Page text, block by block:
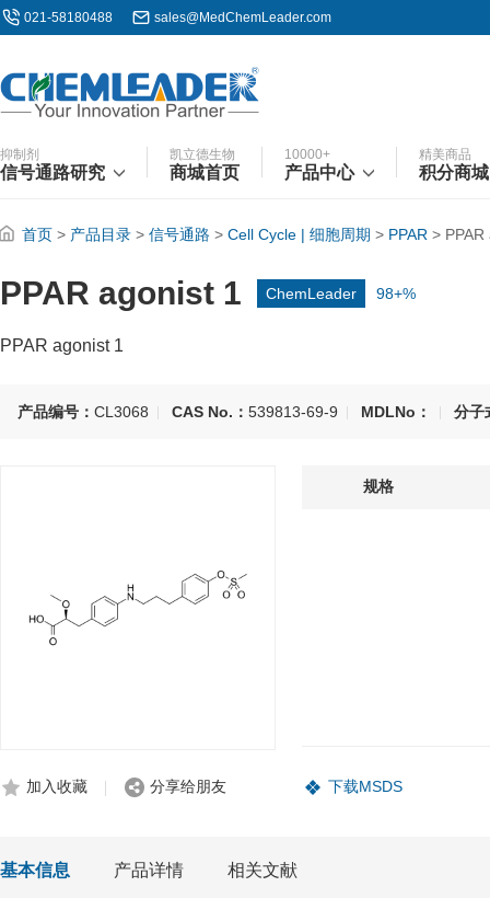
021-58180488 sales@MedChemLeader.com
抑制剂
信号通路研究
凯立德生物
商城首页
10000+
产品中心
精美商品
积分商城
首页 > 产品目录 > 信号通路 > Cell Cycle | 细胞周期 > PPAR >
PPAR agonist 1 ChemLeader 98+%
PPAR agonist 1
产品编号： CL3068 CAS No.： 539813-69-9 MDLNo： 分子
加入收藏 分享给朋友
规格
下载MSDS
基本信息 产品详情 相关文献